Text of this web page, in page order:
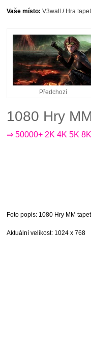
Vaše místo: V3wall / Hra
Předchozí
1080 Hry
⇒ 50000+ 2K 4K 5K
Foto popis: 1080 Hry MM
Aktuální velikost: 1024 x 768